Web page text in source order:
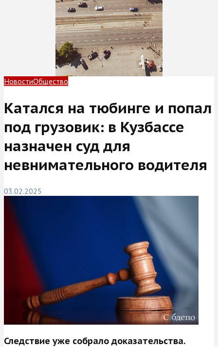
НовостиОбщество
Катался на тюбинге и попал
под грузовик: в Кузбассе
назначен суд для
невнимательного водителя
03.02.2025
Следствие уже собрало доказательства.